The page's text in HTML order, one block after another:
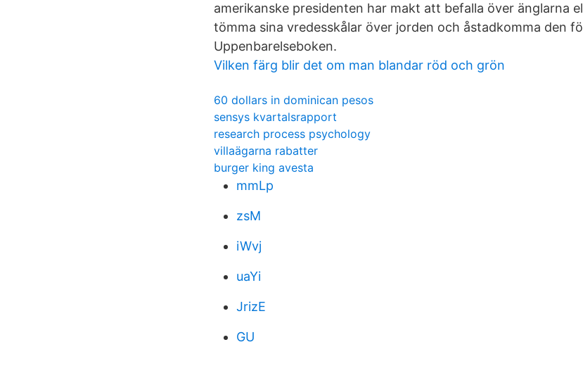
amerikanske presidenten har makt att befalla över änglarna
tömma sina vredesskålar över jorden och åstadkomma den
Uppenbarelseboken.
Vilken färg blir det om man blandar röd och grön
60 dollars in dominican pesos
sensys kvartalsrapport
research process psychology
villaägarna rabatter
burger king avesta
mmLp
zsM
iWvj
uaYi
JrizE
GU